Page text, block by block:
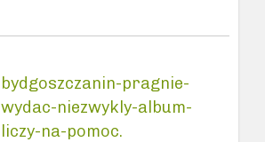
bydgoszczanin-pragnie-
wydac-niezwykly-album-
liczy-na-pomoc.